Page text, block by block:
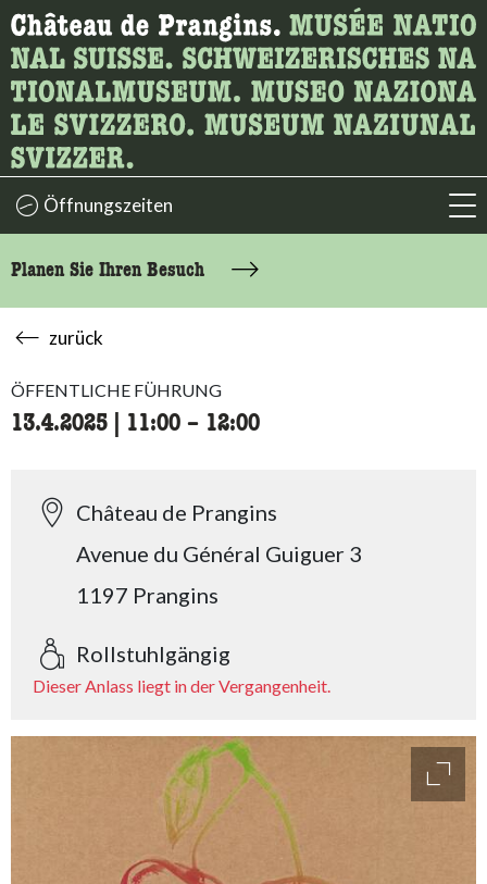
Wonach suchen Sie?
Hier können Sie nach Inhalten der Seite suchen.
Öffnungszeiten
Planen Sie Ihren Besuch
zurück
ÖFFENTLICHE FÜHRUNG
13.4.2025 11:00 accessibility.time_to
– 12:00
Château de Prangins
Avenue du Général Guiguer 3
1197 Prangins
Rollstuhlgängig
Dieser Anlass liegt in der Vergangenheit.